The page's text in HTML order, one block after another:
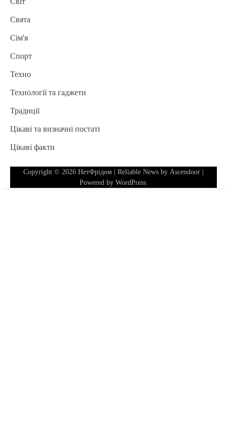
Свята
Сім'я
Спорт
Техно
Технології та гаджети
Традиції
Цікаві та визначні постаті
Цікаві факти
Copyright © 2026 НетФрідом | Reliable News by Ascendoor
Powered by WordPress.